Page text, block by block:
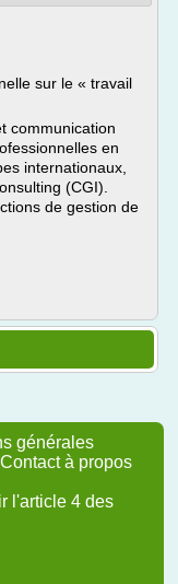
sur le « travail
communication
en
internationaux,
(CGI).
de gestion de
générales
Contact à propos
l'article 4 des